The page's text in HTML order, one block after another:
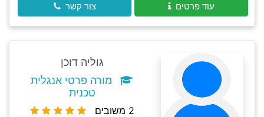
עוד פרטים צור קשר
גוליה דוכן
מורה פרטי אנגלית
טכנית
2 משובים